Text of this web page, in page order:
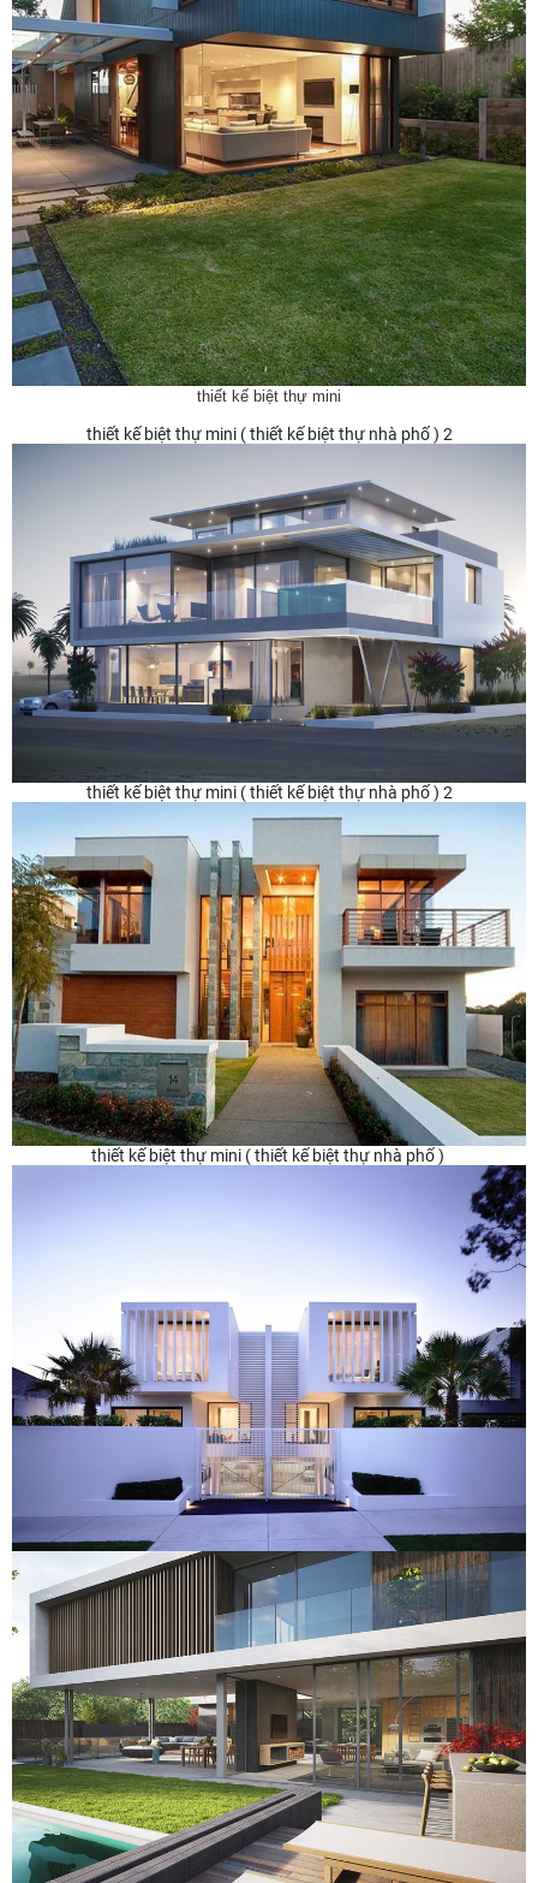
thiết kế biệt thự mini
thiết kế biệt thự mini ( thiết kế biệt thự nhà phố ) 2
thiết kế biệt thự mini ( thiết kế biệt thự nhà phố ) 2
thiết kế biệt thự mini ( thiết kế biệt thự nhà phố )